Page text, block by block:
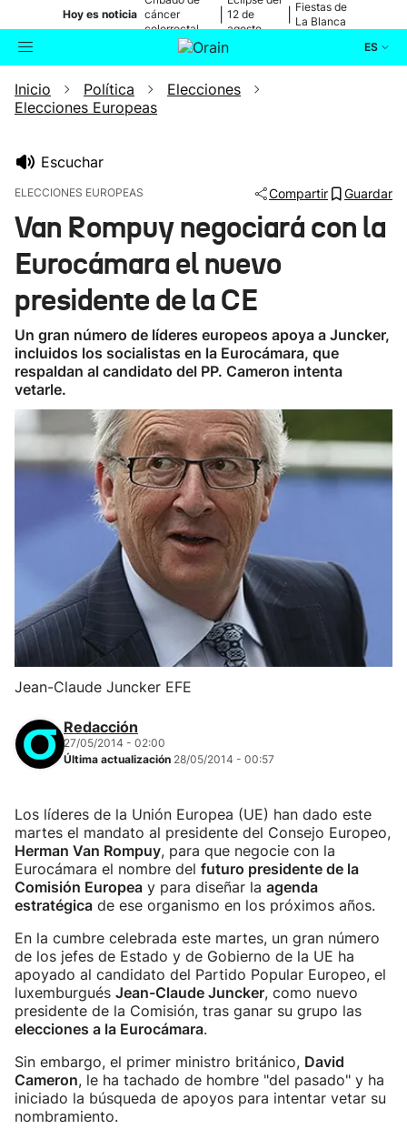
Hoy es noticia cáncer
colorrectal
12 de
agosto
Fiestas de
La Blanca
ES
Buscador Actualidad
Ikusmiran
Eguraldia
Inicio Política
Elecciones
Elecciones Europeas
Escuchar
ELECCIONES EUROPEAS Compartir Guardar
Van Rompuy negociará con la
Eurocámara el nuevo
presidente de la CE
Un gran número de líderes europeos apoya a Juncker,
incluidos los socialistas en la Eurocámara, que
respaldan al candidato del PP. Cameron intenta
vetarle.
Jean-Claude Juncker EFE
Redacción
27/05/2014 - 02:00
Última actualización 28/05/2014 - 00:57
Los líderes de la Unión Europea (UE) han dado este
martes el mandato al presidente del Consejo Europeo,
Herman Van Rompuy, para que negocie con la
Eurocámara el nombre del futuro presidente de la
Comisión Europea y para diseñar la agenda
estratégica de ese organismo en los próximos años.
En la cumbre celebrada este martes, un gran número
de los jefes de Estado y de Gobierno de la UE ha
apoyado al candidato del Partido Popular Europeo, el
luxemburgués Jean-Claude Juncker, como nuevo
presidente de la Comisión, tras ganar su grupo las
elecciones a la Eurocámara.
Sin embargo, el primer ministro británico, David
Cameron, le ha tachado de hombre "del pasado" y ha
iniciado la búsqueda de apoyos para intentar vetar su
nombramiento.